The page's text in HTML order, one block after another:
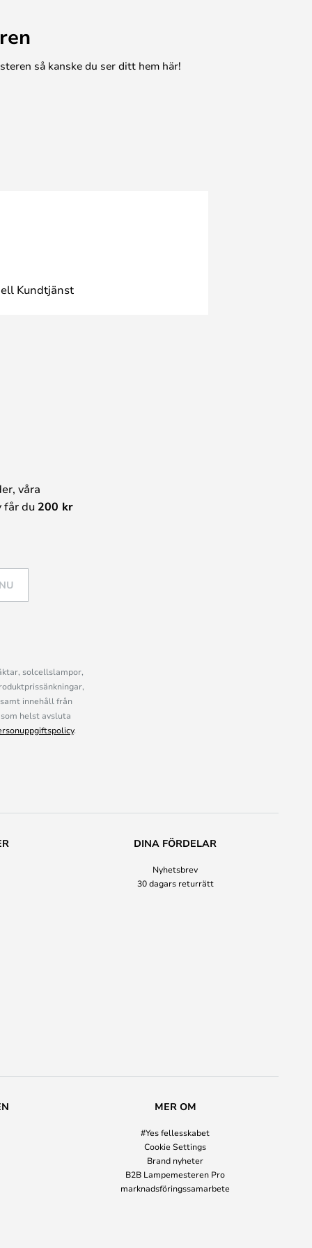
så kanske du ser ditt hem här!
Kundtjänst
våra
får du 200 kr
solcellslampor,
innehåll från
helst avsluta
.
DINA FÖRDELAR
Nyhetsbrev
30 dagars returrätt
MER OM
#Yes fellesskabet
Cookie Settings
Brand nyheter
B2B Lampemesteren Pro
marknadsföringssamarbete